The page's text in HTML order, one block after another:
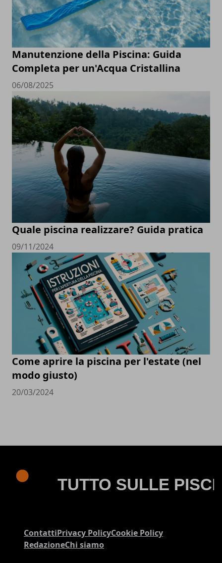
Manutenzione della Piscina: Guida
Completa per un'Acqua Cristallina
06/08/2025
Quale piscina realizzare? Guida pratica
09/11/2024
Come aprire la piscina per l'estate (nel
modo giusto)
20/03/2024
ContattiPrivacy PolicyCookie Policy
RedazioneChi siamo